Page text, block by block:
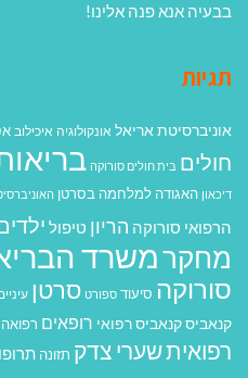
בבעיה אנא פנה אלינו!
תגיות
אוניברסיטת אריאל אונקולוגיה איכילוב
חולים בית חולים סורוקה
דיכאון האגודה למלחמה בסרטן
הרפואי סורוקה הריון טיפול
מחקרמשרד
סורוקה סיעוד ספורט סרטן
קנאביסקנאביס רפואי רופאים רפואה
רפואיתשערי צדק תזונה